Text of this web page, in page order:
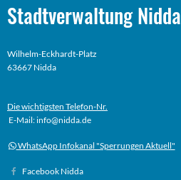
Stadtverwaltung Nidda
Wilhelm-Eckhardt-Platz
63667 Nidda
Die wichtigsten Telefon-Nr.
E-Mail: info@nidda.de
WhatsApp Infokanal "Sperrungen Aktuell"
Facebook Nidda